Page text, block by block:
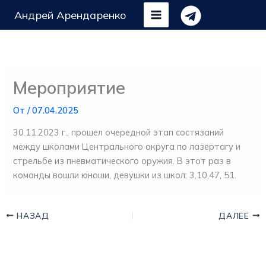
Андрей Арендаренко
Мероприятие
От/07.04.2025
30.11.2023 г., прошел очередной этап состязаний
между школами Центрального округа по лазертагу и
стрельбе из пневматического оружия. В этот раз в
команды вошли юноши, девушки из школ: 3,10,47, 51.
НАЗАД ДАЛЕЕ